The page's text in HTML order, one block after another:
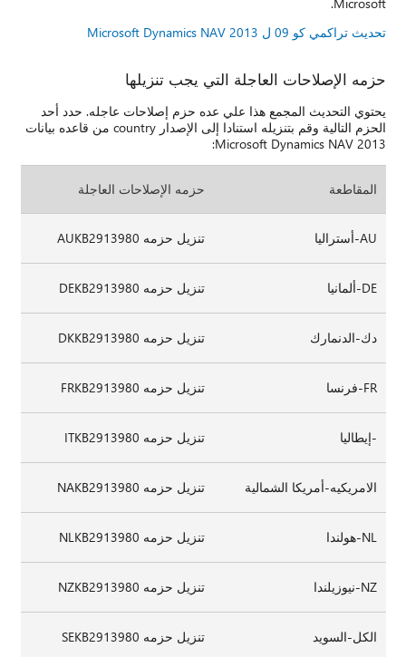
تحديث تراكمي كو 09 ل Microsoft Dynamics NAV 2013
حزمه الإصلاحات العاجلة التي يجب تنزيلها
يحتوي التحديث المجمع هذا علي عده حزم إصلاحات عاجله. حدد أحد
الحزم التالية وقم بتنزيله استنادا إلى الإصدار country من قاعده بيانات
Microsoft Dynamics NAV 2013:
المقاطعة حزمه الإصلاحات العاجلة
AU-أستراليا تنزيل حزمه AUKB2913980
DE-ألمانيا تنزيل حزمه DEKB2913980
دك-الدنمارك تنزيل حزمه DKKB2913980
FR-فرنسا تنزيل حزمه FRKB2913980
-إيطاليا تنزيل حزمه ITKB2913980
الامريكيه-أمريكا الشمالية تنزيل حزمه NAKB2913980
NL-هولندا تنزيل حزمه NLKB2913980
NZ-نيوزيلندا تنزيل حزمه NZKB2913980
الكل-السويد تنزيل حزمه SEKB2913980